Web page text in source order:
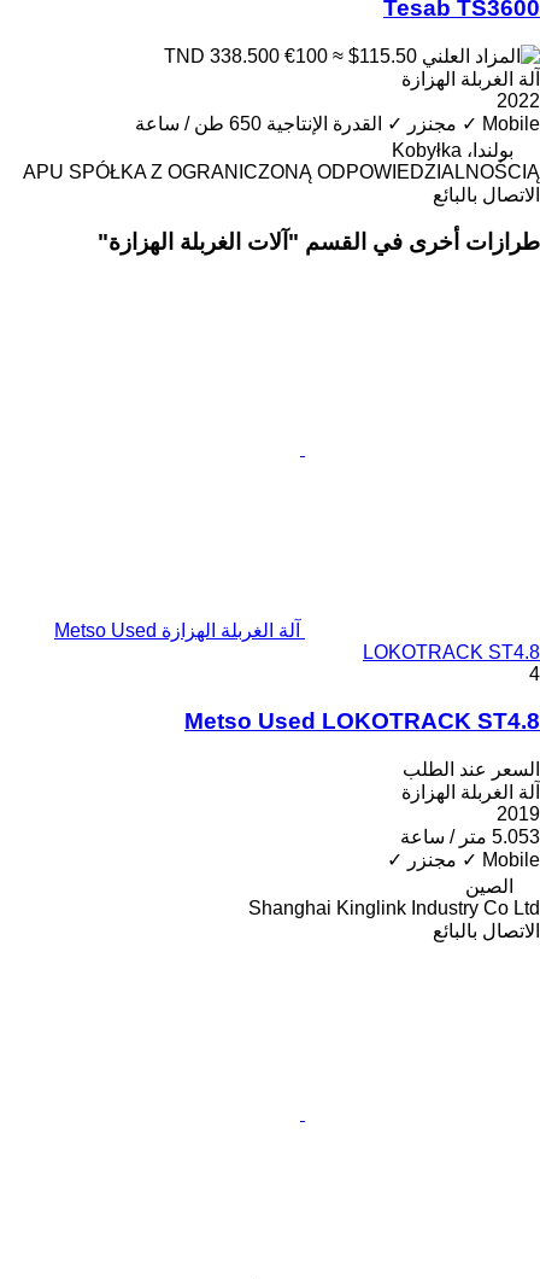
Tesab TS3600
€100 ≈ $115.50
آلة الغربلة الهزازة
2022
Mobile
✓ مجنزر ✓ القدرة الإنتاجية 650 طن / ساعة
بولندا، Kobyłka
APU SPÓŁKA Z OGRANICZONĄ ODPOWIEDZIALNOŚCIĄ
الاتصال بالبائع
طرازات أخرى في القسم "آلات الغربلة الهزازة"
آلة الغربلة الهزازة Metso Used
LOKOTRACK ST4.8
4
Metso Used LOKOTRACK ST4.8
السعر عند الطلب
آلة الغربلة الهزازة
2019
5.053 متر / ساعة
Mobile
✓ مجنزر
✓
الصين
Shanghai Kinglink Industry Co Ltd
الاتصال بالبائع